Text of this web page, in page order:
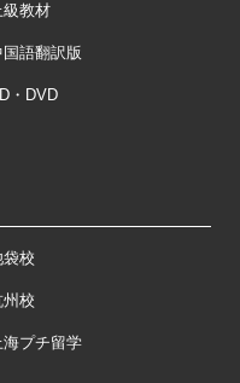
級教材
国語翻訳版
・DVD
袋校
州校
海プチ留学